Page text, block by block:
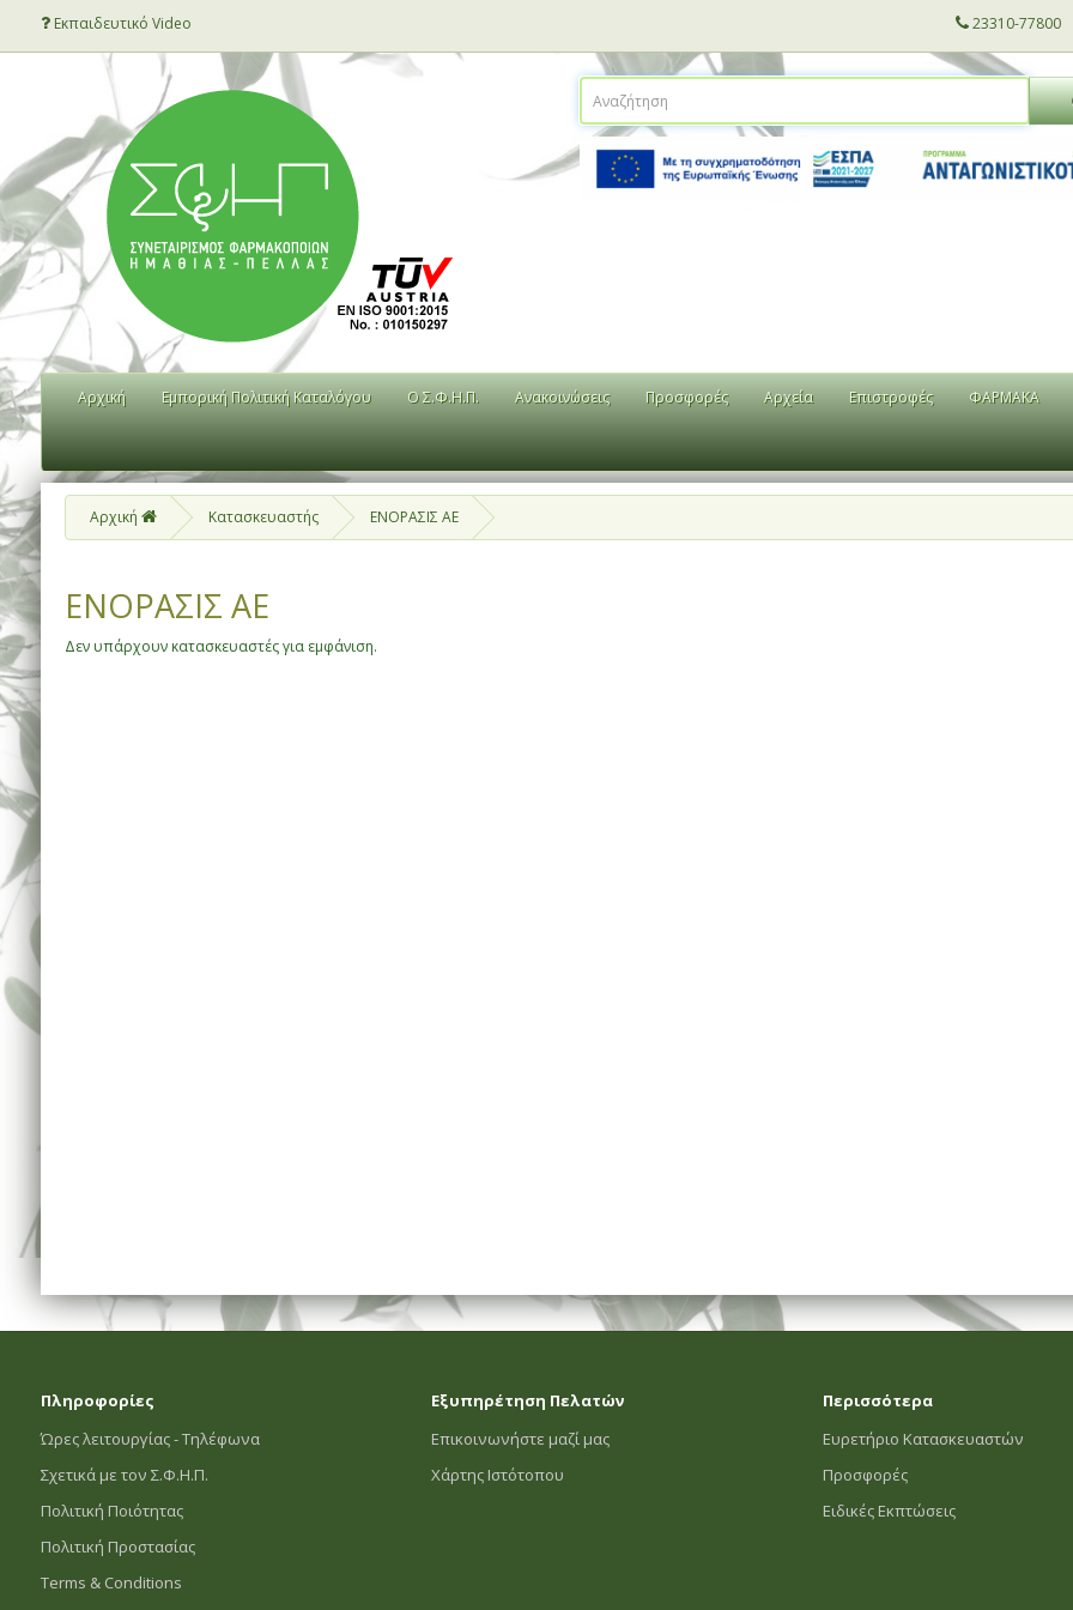
Εκπαιδευτικό Video 23310-77800
Αρχική Εμπορική Πολιτική Καταλόγου Ο Σ.Φ.Η.Π. Ανακοινώσεις Προσφορές Αρχεία Επιστροφές ΦΑΡΜΑΚΑ
Αρχική Κατασκευαστής ΕΝΟΡΑΣΙΣ ΑΕ
ΕΝΟΡΑΣΙΣ ΑΕ
Δεν υπάρχουν κατασκευαστές για εμφάνιση.
Πληροφορίες
Ώρες λειτουργίας - Τηλέφωνα
Σχετικά με τον Σ.Φ.Η.Π.
Πολιτική Ποιότητας
Πολιτική Προστασίας
Terms & Conditions
Εξυπηρέτηση Πελατών
Επικοινωνήστε μαζί μας
Χάρτης Ιστότοπου
Περισσότερα
Ευρετήριο Κατασκευαστών
Προσφορές
Ειδικές Εκπτώσεις